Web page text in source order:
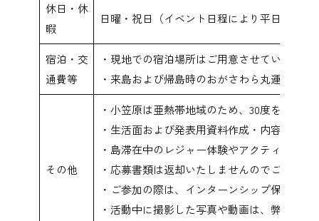
休日・休
暇
日曜・祝日（イベント日程により平日振替と
宿泊・交
通費等
・現地での宿泊場所はご用意させていただ
・来島および帰島時のおがさわら丸運賃（2
その他
・小笠原は亜熱帯地域のため、30度を超え
・生活面および発表用資料作成・内容検討
・島滞在中のレジャー体験やアクティビテ
・応募書類は返却いたしませんのでご了承く
・ご参加の際は、インターンシップ保険へ
・活動中に撮影した写真や動画は、弊社の